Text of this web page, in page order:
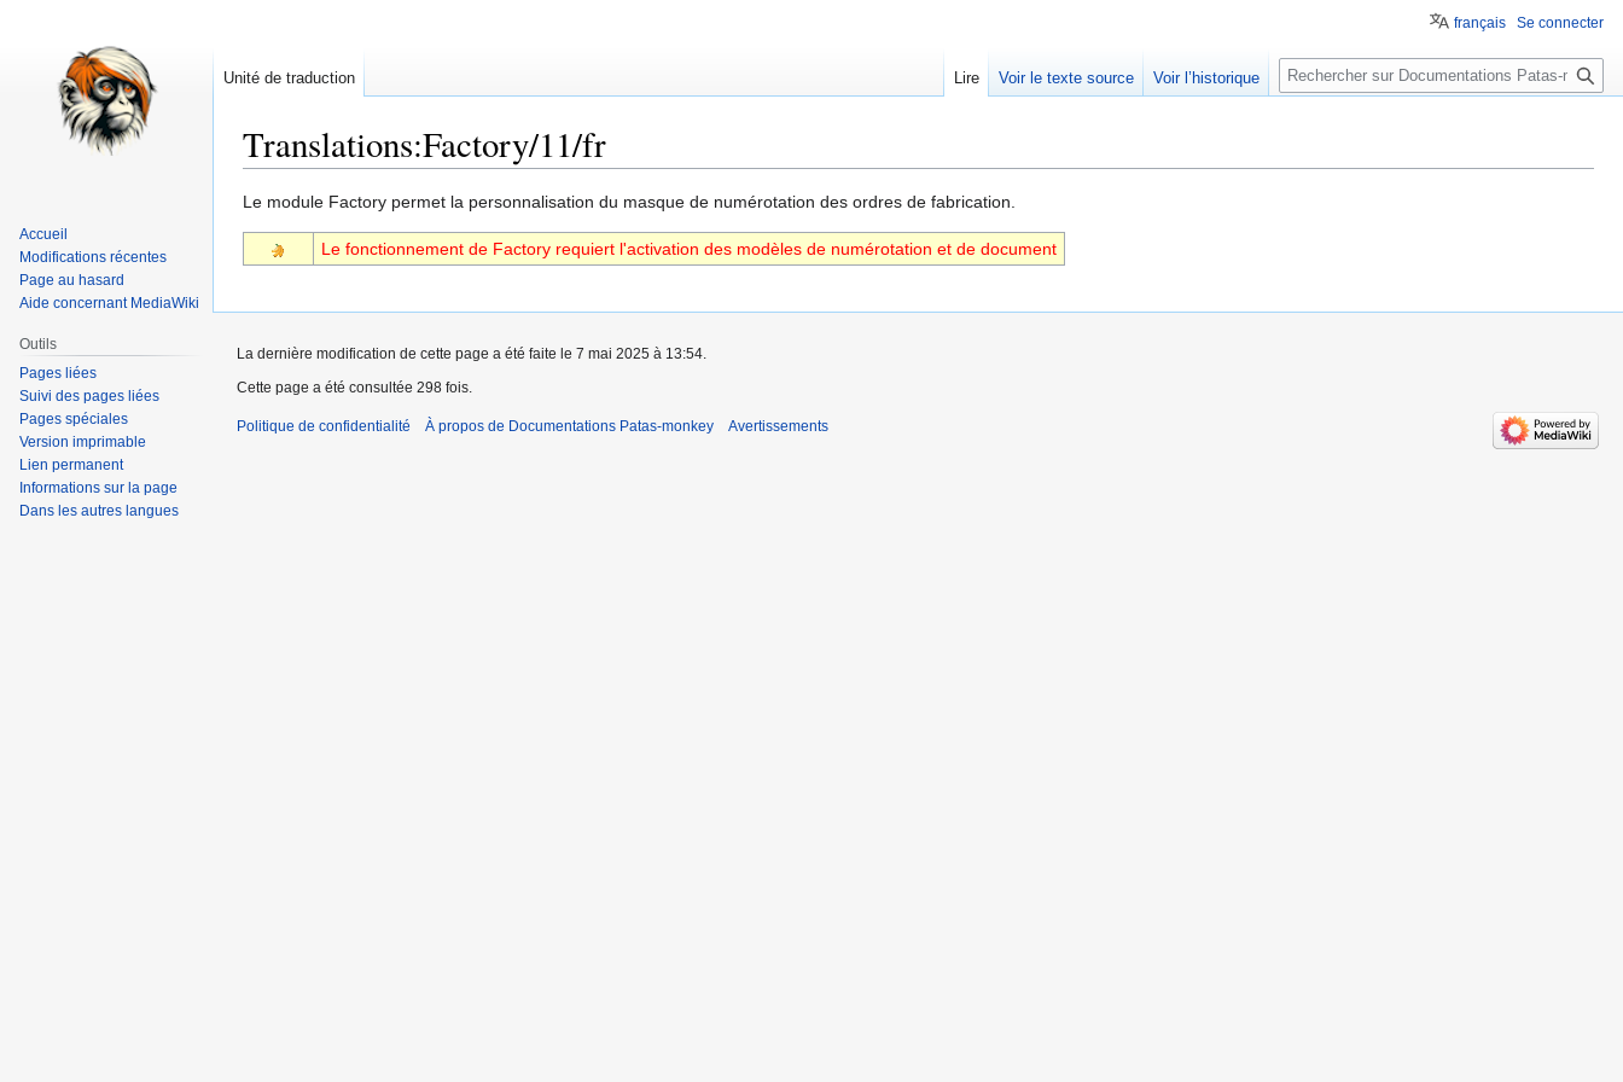
Translations:Factory/11/fr
Aller
à
Aller
à
Le module Factory permet la personnalisation du masque de numérotation des ordres de fabrication.
Le fonctionnement de Factory requiert l'activation des modèles de numérotation et de document
français Se connecter
Unité de traduction Lire Voir le texte source Voir l’historique
Rechercher
Accueil
Modifications récentes
Page au hasard
Aide concernant MediaWiki
Outils
Pages liées
Suivi des pages liées
Pages spéciales
Version imprimable
Lien permanent
Informations sur la page
Dans les autres langues
La dernière modification de cette page a été faite le 7 mai 2025 à 13:54.
Cette page a été consultée 298 fois.
Politique de confidentialité À propos de Documentations Patas-monkey Avertissements